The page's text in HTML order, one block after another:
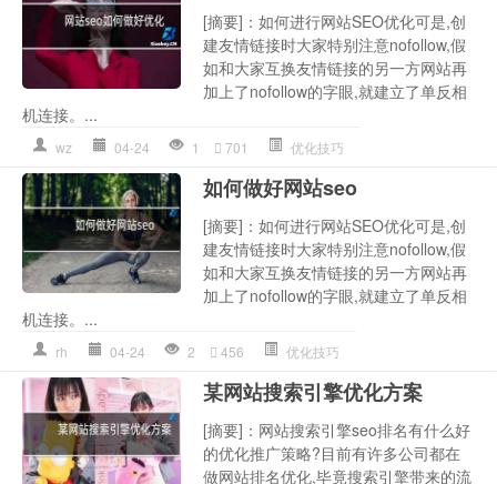
[摘要]：如何进行网站SEO优化可是,创
建友情链接时大家特别注意nofollow,假
如和大家互换友情链接的另一方网站再
加上了nofollow的字眼,就建立了单反相
机连接。...
wz 04-24 1 701 优化技巧
如何做好网站seo
[摘要]：如何进行网站SEO优化可是,创
建友情链接时大家特别注意nofollow,假
如和大家互换友情链接的另一方网站再
加上了nofollow的字眼,就建立了单反相
机连接。...
rh 04-24 2 456 优化技巧
某网站搜索引擎优化方案
[摘要]：网站搜索引擎seo排名有什么好
的优化推广策略?目前有许多公司都在
做网站排名优化,毕竟搜索引擎带来的流